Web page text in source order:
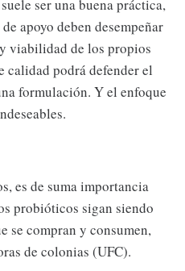
ser una buena práctica,
apoyo deben desempeñar
viabilidad de los propios
calidad podrá defender el
formulación. Y el enfoque
es de suma importancia
probióticos sigan siendo
se compran y consumen,
de colonias (UFC).